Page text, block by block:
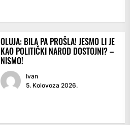
OLUJA: BILA PA PROŠLA! JESMO LI JE
KAO POLITIČKI NAROD DOSTOJNI? –
NISMO!
Ivan
5. Kolovoza 2026.